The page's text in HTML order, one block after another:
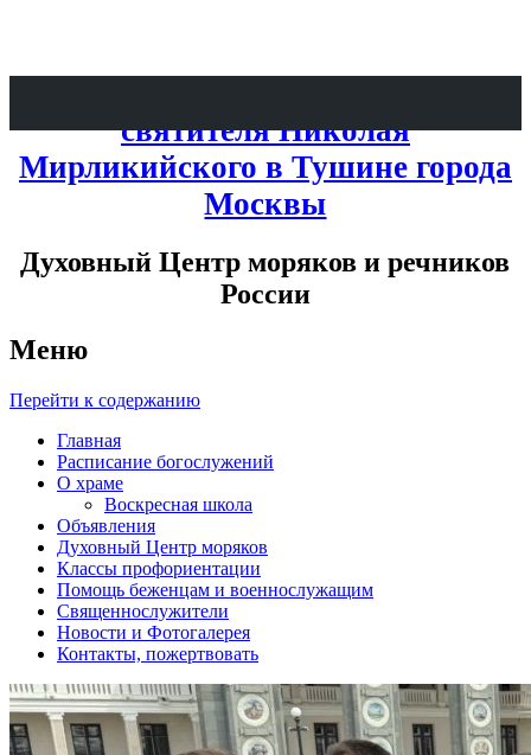
святителя Николая
Мирликийского в Тушине города
Москвы
Духовный Центр моряков и речников
России
Меню
Перейти к содержанию
Главная
Расписание богослужений
О храме
Воскресная школа
Объявления
Духовный Центр моряков
Классы профориентации
Помощь беженцам и военнослужащим
Священнослужители
Новости и Фотогалерея
Контакты, пожертвовать